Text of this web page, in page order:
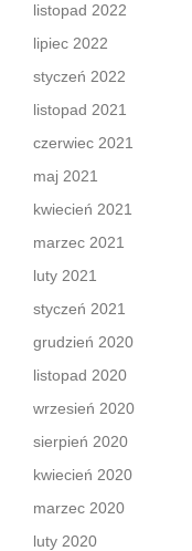
listopad 2022
lipiec 2022
styczeń 2022
listopad 2021
czerwiec 2021
maj 2021
kwiecień 2021
marzec 2021
luty 2021
styczeń 2021
grudzień 2020
listopad 2020
wrzesień 2020
sierpień 2020
kwiecień 2020
marzec 2020
luty 2020